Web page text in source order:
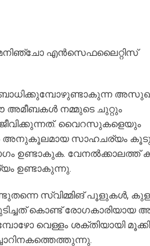
മെനിഞ്ചോ എൻസെഫലൈറ്റിസ്
ബാധിക്കുമ്പോഴുണ്ടാകുന്ന
അമീബകൾ നമ്മുടെ ചുറ്റും
ജീവിക്കുന്നത്. വൈറസുകളെയും
അനുകൂലമായ സാഹചര്യം
ഉണ്ടാകുക. വേനൽക്കാലത്ത്
ഉണ്ടാകുന്നു.
സ്വിമ്മിങ് പൂളുകൾ,
കൊണ്ട് രോഗകാരിയായ
വെള്ളം ശക്തിയായി